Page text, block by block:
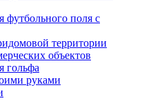
футбольного поля с
территории
объектов
гольфа
руками